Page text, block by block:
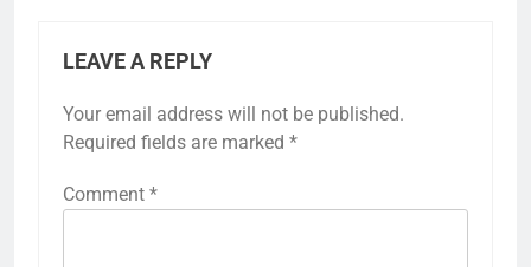
LEAVE A REPLY
Your email address will not be published.
Required fields are marked *
Comment *